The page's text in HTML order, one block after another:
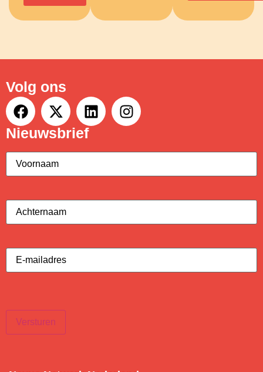
Volg ons
Nieuwsbrief
Voornaam(Vereist)
Achternaam(Vereist)
E-
mailadres(Vereist)
Versturen